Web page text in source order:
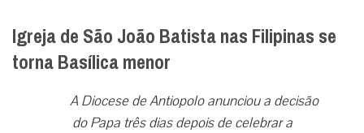
Igreja de São João Batista nas Filipinas se
torna Basílica menor
A Diocese de Antiopolo anunciou a decisão
do Papa três dias depois de celebrar a